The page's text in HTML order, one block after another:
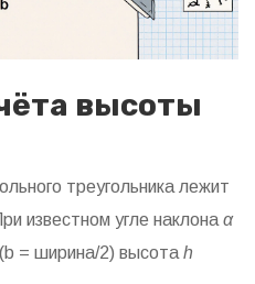
высоты
треугольника лежит
известном угле наклона α
(b = ширина/2) высота h